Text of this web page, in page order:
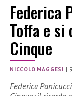
Federica
Toffa e si
Cinque
NICCOLO MAGGESI |
Federica